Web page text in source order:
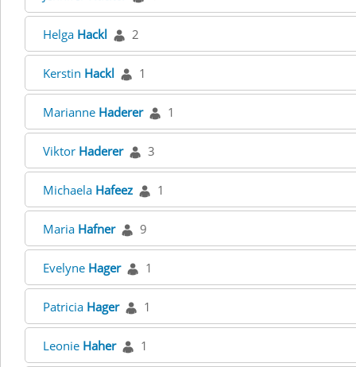
Helga Hackl 2
Kerstin Hackl 1
Marianne Haderer 1
Viktor Haderer 3
Michaela Hafeez 1
Maria Hafner 9
Evelyne Hager 1
Patricia Hager 1
Leonie Haher 1